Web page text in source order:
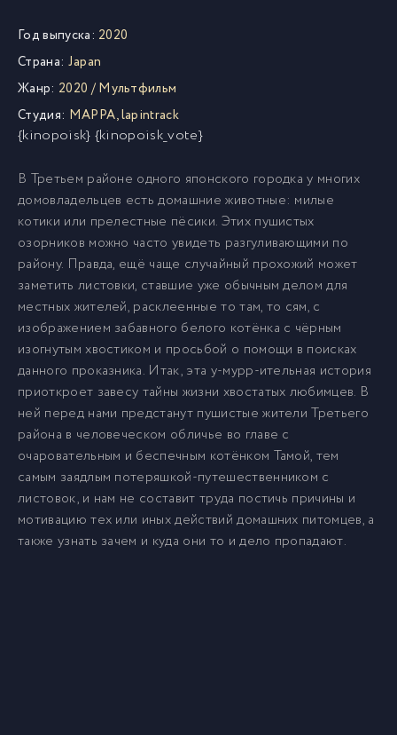
Год выпуска: 2020
Страна: Japan
Жанр: 2020 /Мультфильм
Студия: MAPPA,lapintrack
{kinopoisk} {kinopoisk_vote}
В Третьем районе одного японского городка у многих
домовладельцев есть домашние животные: милые
котики или прелестные пёсики. Этих пушистых
озорников можно часто увидеть разгуливающими по
району. Правда, ещё чаще случайный прохожий может
заметить листовки, ставшие уже обычным делом для
местных жителей, расклеенные то там, то сям, с
изображением забавного белого котёнка с чёрным
изогнутым хвостиком и просьбой о помощи в поисках
данного проказника. Итак, эта у-мурр-ительная история
приоткроет завесу тайны жизни хвостатых любимцев. В
ней перед нами предстанут пушистые жители Третьего
района в человеческом обличье во главе с
очаровательным и беспечным котёнком Тамой, тем
самым заядлым потеряшкой-путешественником с
листовок, и нам не составит труда постичь причины и
мотивацию тех или иных действий домашних питомцев, а
также узнать зачем и куда они то и дело пропадают.